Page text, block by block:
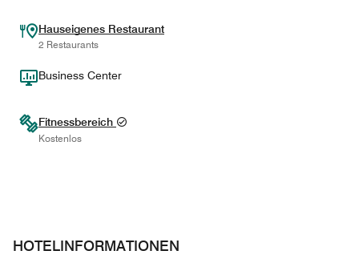
Hauseigenes Restaurant
2 Restaurants
Business Center
Fitnessbereich
Kostenlos
HOTELINFORMATIONEN